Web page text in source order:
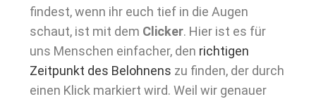
findest, wenn ihr euch tief in die Augen
schaut, ist mit dem Clicker. Hier ist es für
uns Menschen einfacher, den richtigen
Zeitpunkt des Belohnens zu finden, der durch
einen Klick markiert wird. Weil wir genauer